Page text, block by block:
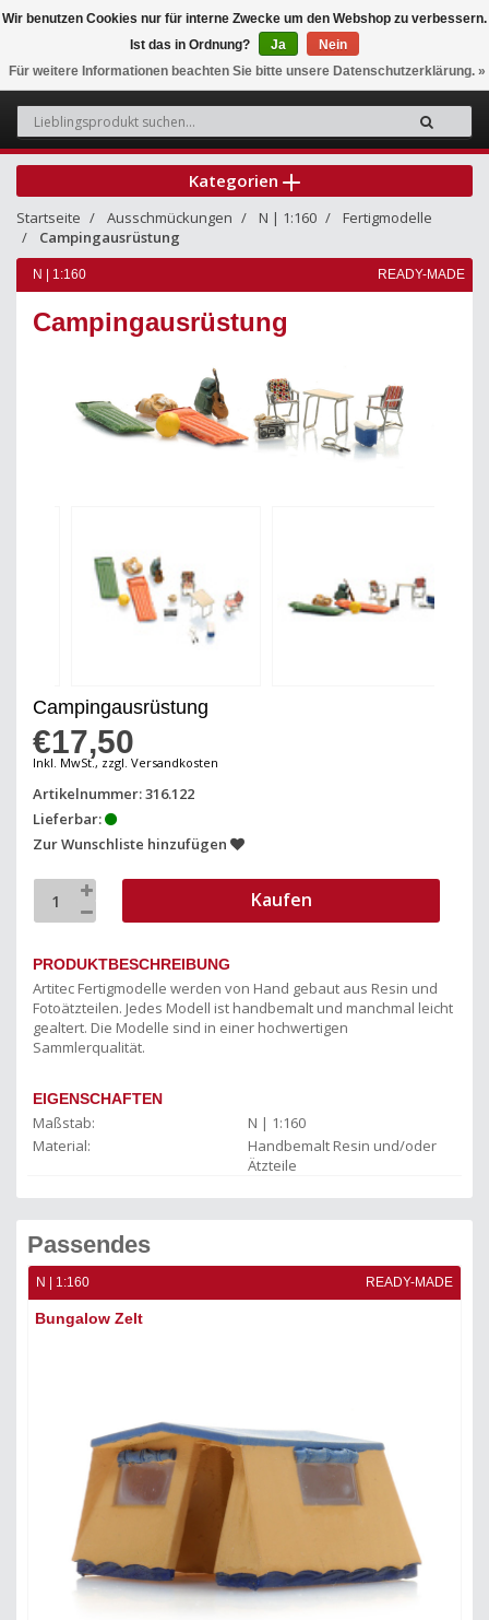
0
Kategorien
Startseite Ausschmückungen N | 1:160
Fertigmodelle
Campingausrüstung
N | 1:160 READY-MADE
Campingausrüstung
Campingausrüstung
€17,50
Inkl. MwSt., zzgl. Versandkosten
Artikelnummer: 316.122
Lieferbar:
Zur Wunschliste hinzufügen
Kaufen
PRODUKTBESCHREIBUNG
Artitec Fertigmodelle werden von Hand gebaut aus Resin und
Fotoätzteilen. Jedes Modell ist handbemalt und manchmal leicht
gealtert. Die Modelle sind in einer hochwertigen
Sammlerqualität.
EIGENSCHAFTEN
Maßstab:
N | 1:160
Material:
Handbemalt Resin und/oder
Ätzteile
Passendes
N | 1:160 READY-MADE
Bungalow Zelt
Wir benutzen Cookies nur für interne Zwecke um den Webshop zu verbessern.
Ist das in Ordnung?
Ja
Nein
Für weitere Informationen beachten Sie bitte unsere Datenschutzerklärung. »